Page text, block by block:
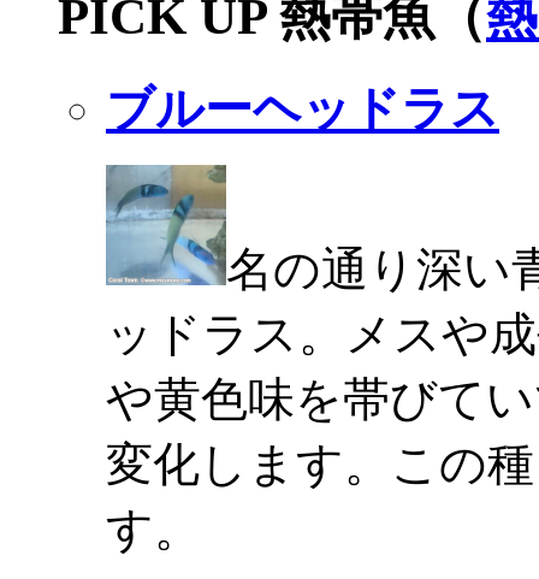
PICK UP 熱帯魚（
ブルーヘッドラス
名の通り深い
ッドラス。メスや
や黄色味を帯びて
変化します。この
す。